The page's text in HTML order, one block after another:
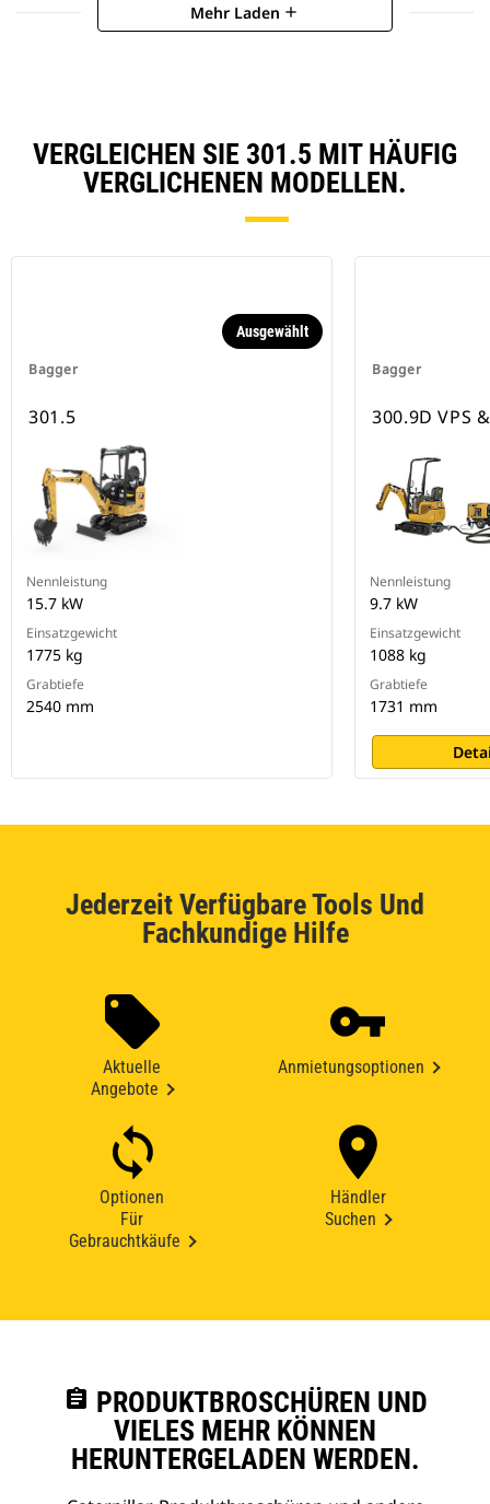
Mehr Laden add
VERGLEICHEN SIE 301.5 MIT HÄUFIG
VERGLICHENEN MODELLEN.
Bagger
Ausgewählt
301.5
Nennleistung
15.7 kW
Einsatzgewicht
1775 kg
Grabtiefe
2540 mm
Bagger
300.9D VPS
Nennleistung
9.7 kW
Einsatzgewicht
1088 kg
Grabtiefe
1731 mm
Jederzeit Verfügbare Tools Und
Fachkundige Hilfe
Aktuelle
Angebote
Anmietungsoptionen
Optionen
Für
Gebrauchtkäufe
Händler
Suchen
assignment PRODUKTBROSCHÜREN UND
VIELES MEHR KÖNNEN
HERUNTERGELADEN WERDEN.